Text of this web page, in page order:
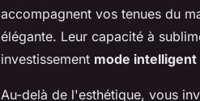
accompagnent vos tenues du
élégante. Leur capacité à
investissement mode intelligent
Au-delà de l'esthétique, vous